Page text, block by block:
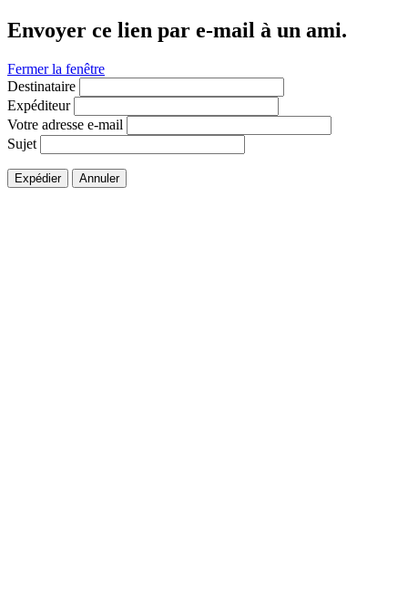
Envoyer ce lien par e-mail à un ami.
Fermer la fenêtre
Destinataire
Expéditeur
Votre adresse e-mail
Sujet
Expédier Annuler